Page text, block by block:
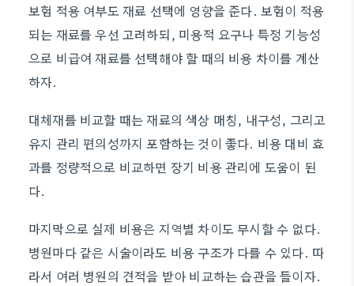
보험 적용 여부도 재료 선택에 영향을 준다. 보험이 적용
되는 재료를 우선 고려하되, 미용적 요구나 특정 기능성
으로 비급여 재료를 선택해야 할 때의 비용 차이를 계산
하자.
대체재를 비교할 때는 재료의 색상 매칭, 내구성, 그리고
유지 관리 편의성까지 포함하는 것이 좋다. 비용 대비 효
과를 정량적으로 비교하면 장기 비용 관리에 도움이 된
다.
마지막으로 실제 비용은 지역별 차이도 무시할 수 없다.
병원마다 같은 시술이라도 비용 구조가 다를 수 있다. 따
라서 여러 병원의 견적을 받아 비교하는 습관을 들이자.